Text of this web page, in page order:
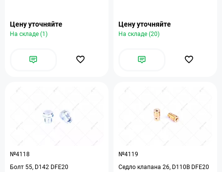
Цену уточняйте
На складе (1)
Цену уточняйте
На складе (20)
№4118
Болт 55, D142 DFE20
№4119
Седло клапана 26, D110В DFE20